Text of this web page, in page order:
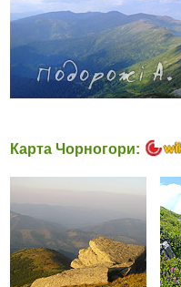
Карта Чорногори: